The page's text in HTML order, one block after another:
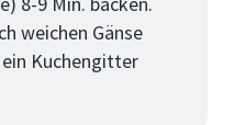
weichen Gänse
Kuchengitter